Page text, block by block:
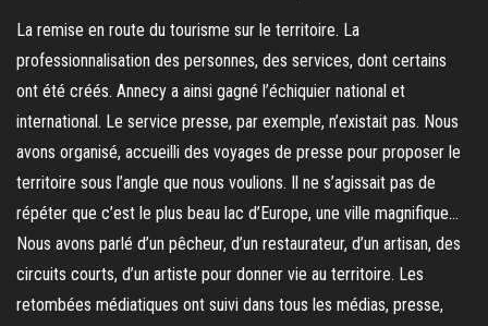
La remise en route du tourisme sur le territoire. La
professionnalisation des personnes, des services, dont certains
ont été créés. Annecy a ainsi gagné l’échiquier national et
international. Le service presse, par exemple, n’existait pas. Nous
avons organisé, accueilli des voyages de presse pour proposer le
territoire sous l’angle que nous voulions. Il ne s’agissait pas de
répéter que c’est le plus beau lac d’Europe, une ville magnifique…
Nous avons parlé d’un pêcheur, d’un restaurateur, d’un artisan, des
circuits courts, d’un artiste pour donner vie au territoire. Les
retombées médiatiques ont suivi dans tous les médias, presse,